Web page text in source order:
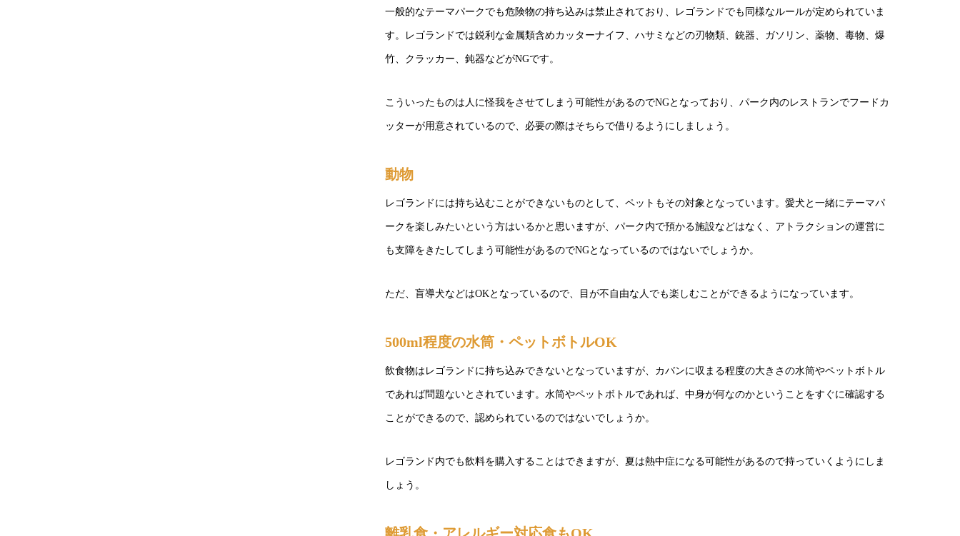
一般的なテーマパークでも危険物の持ち込みは禁止されており、レゴランドでも同様なルールが定められていま
す。レゴランドでは鋭利な金属類含めカッターナイフ、ハサミなどの刃物類、銃器、ガソリン、薬物、毒物、爆
竹、クラッカー、鈍器などがNGです。
こういったものは人に怪我をさせてしまう可能性があるのでNGとなっており、パーク内のレストランでフードカ
ッターが用意されているので、必要の際はそちらで借りるようにしましょう。
動物
レゴランドには持ち込むことができないものとして、ペットもその対象となっています。愛犬と一緒にテーマパ
ークを楽しみたいという方はいるかと思いますが、パーク内で預かる施設などはなく、アトラクションの運営に
も支障をきたしてしまう可能性があるのでNGとなっているのではないでしょうか。
ただ、盲導犬などはOKとなっているので、目が不自由な人でも楽しむことができるようになっています。
500ml程度の水筒・ペットボトルOK
飲食物はレゴランドに持ち込みできないとなっていますが、カバンに収まる程度の大きさの水筒やペットボトル
であれば問題ないとされています。水筒やペットボトルであれば、中身が何なのかということをすぐに確認する
ことができるので、認められているのではないでしょうか。
レゴランド内でも飲料を購入することはできますが、夏は熱中症になる可能性があるので持っていくようにしま
しょう。